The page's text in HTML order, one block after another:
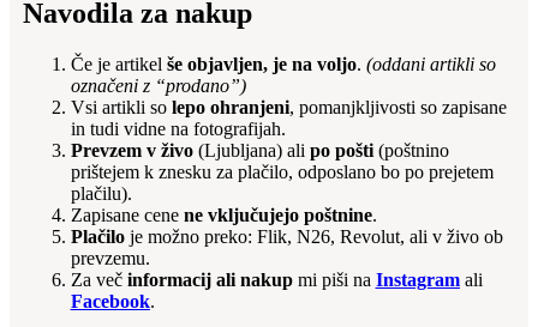
Navodila za nakup
Če je artikel še objavljen, je na voljo. (oddani artikli so
označeni z “prodano”)
Vsi artikli so lepo ohranjeni, pomanjkljivosti so zapisane
in tudi vidne na fotografijah.
Prevzem v živo(Ljubljana) ali po pošti (poštnino
prištejem k znesku za plačilo, odposlano bo po prejetem
plačilu).
Zapisane cene ne vključujejo poštnine.
Plačiloje možno preko: Flik, N26, Revolut, ali v živo ob
prevzemu.
Za več informacij ali nakupmi piši na Instagramali
Facebook.